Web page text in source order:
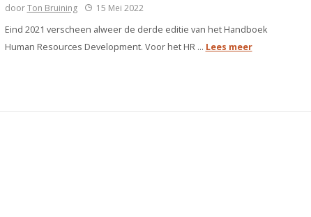
doorTon Bruining
15 Mei 2022
Eind 2021 verscheen alweer de derde editie van het Handboek
Human Resources Development. Voor het HR ... Lees meer